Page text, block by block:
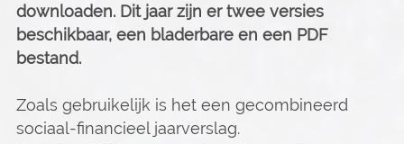
downloaden. Dit jaar zijn er twee versies
beschikbaar, een bladerbare en een PDF
bestand.
Zoals gebruikelijk is het een gecombineerd
sociaal-financieel jaarverslag.